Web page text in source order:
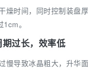
燥时间，同时控制装
。
过长，效率低
慢导致冰晶粗大，升华